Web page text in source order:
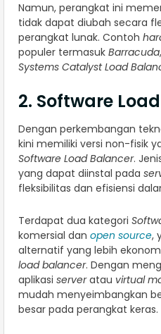
Namun, perangkat ini
tidak dapat diubah secara
perangkat lunak. Contoh
populer termasuk Barracuda,
Systems Catalyst Load
2. Software
Dengan perkembangan
kini memiliki versi non-fisik
Software Load Balancer.
yang dapat diinstal pada
fleksibilitas dan efisiensi
Terdapat dua kategori
komersial dan open source,
alternatif yang lebih
load balancer. Dengan
aplikasi serveratau virtual
mudah menyeimbangkan
besar pada perangkat keras.